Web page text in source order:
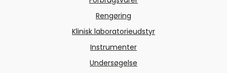
Rengøring
Klinisk laboratorieudstyr
Instrumenter
Undersøgelse